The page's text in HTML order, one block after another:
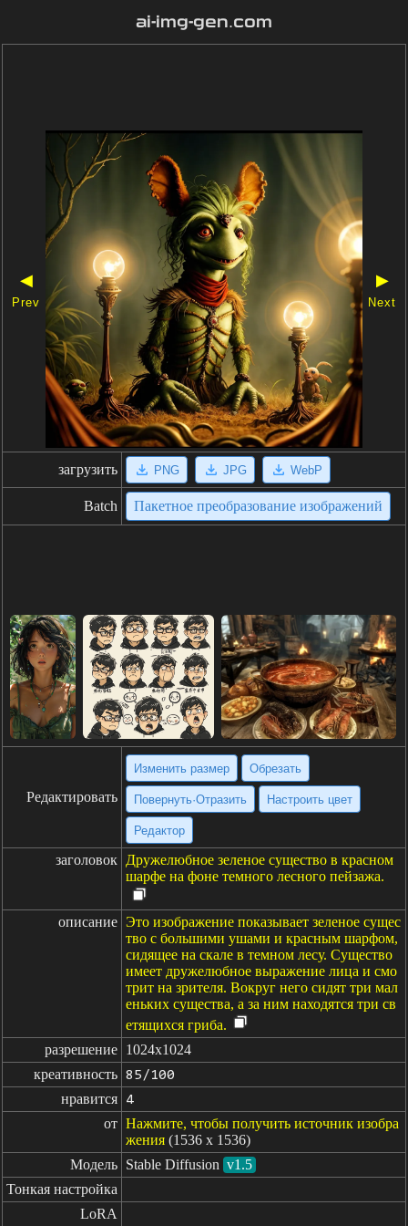
ai-img-gen.com
◀
Prev
▶
Next
загрузить PNG JPG WebP
Batch Пакетное преобразование изображений
Редактировать
Изменить размер Обрезать
Повернуть·Отразить Настроить цвет
Редактор
заголовок Дружелюбное зеленое существо в красном
шарфе на фоне темного лесного пейзажа.
описание Это изображение показывает зеленое сущес
тво с большими ушами и красным шарфом,
сидящее на скале в темном лесу. Существо
имеет дружелюбное выражение лица и смо
трит на зрителя. Вокруг него сидят три мал
еньких существа, а за ним находятся три св
етящихся гриба.
разрешение 1024x1024
креативность 85/100
нравится 4
от Нажмите, чтобы получить источник изобра
жения (1536 x 1536)
Модель Stable Diffusion v1.5
Тонкая настройка
LoRA